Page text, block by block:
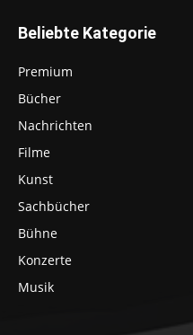
Beliebte Kategorie
Premium
Bücher
Nachrichten
Filme
Kunst
Sachbücher
Bühne
Konzerte
Musik